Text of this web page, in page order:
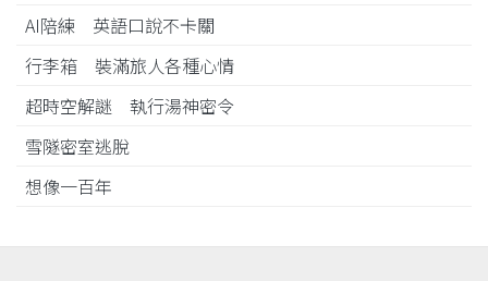
AI陪練 英語口說不卡關
行李箱 裝滿旅人各種心情
超時空解謎 執行湯神密令
雪隧密室逃脫
想像一百年